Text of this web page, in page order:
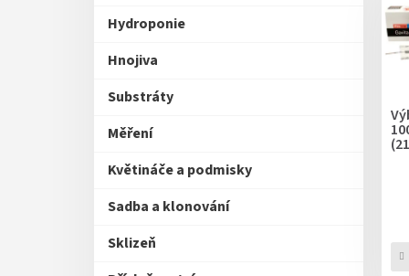
Hydroponie
Hnojiva
Substráty
Měření
Květináče a podmisky
Sadba a klonování
Sklizeň
p
r
o